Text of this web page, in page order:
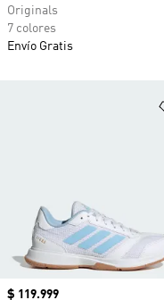
Precio
$ 119.999
Originals
7 colores
Envío Gratis